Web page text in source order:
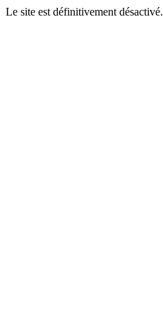
Le site est définitivement désactivé.